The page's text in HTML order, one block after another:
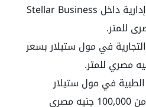
تبدأ أسعار المكاتب إدارية داخل Stellar Business
في مول ستيلار بسعر
الطبية في مول ستيلار
بيزنس التجمع الخامس من 100,000 جنيه مصري